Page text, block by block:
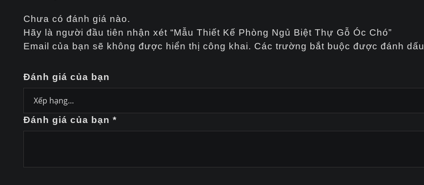
Chưa có đánh giá nào.
Hãy là người đầu tiên nhận xét “Mẫu Thiết Kế Phòng Ngủ Biệt Thự Gỗ Óc Chó”
Email của bạn sẽ không được hiển thị công khai. Các trường bắt buộc được đánh dấu
Đánh giá của bạn
Đánh giá của bạn *